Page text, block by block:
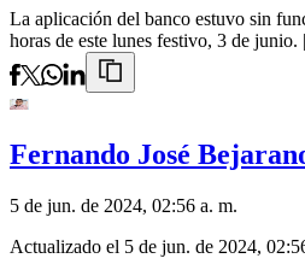
La aplicación del banco estuvo sin
horas de este lunes festivo, 3 de junio.
Fernando José
5 de jun. de 2024, 02:56 a. m.
Actualizado el 5 de jun. de 2024,